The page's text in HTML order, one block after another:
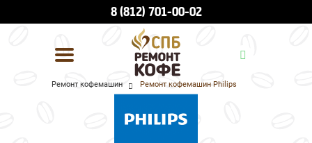
УСЛУГИ И ЦЕНЫ
8 (812) 701-00-02
Ремонт кофемашин Ремонт кофемашин Philips